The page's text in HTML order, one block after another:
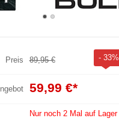
Preis 89,95 € - 33%
59,99 €*
Nur noch 2 Mal auf Lager